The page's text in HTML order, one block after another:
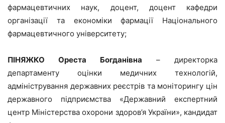
фармацевтичних наук, доцент, доцент кафедри
організації та економіки фармації Національного
фармацевтичного університету;
ПІНЯЖКО Ореста Богданівна – директорка
департаменту оцінки медичних технологій,
адміністрування державних реєстрів та моніторингу цін
державного підприємства «Державний експертний
центр Міністерства охорони здоров’я України», кандидат